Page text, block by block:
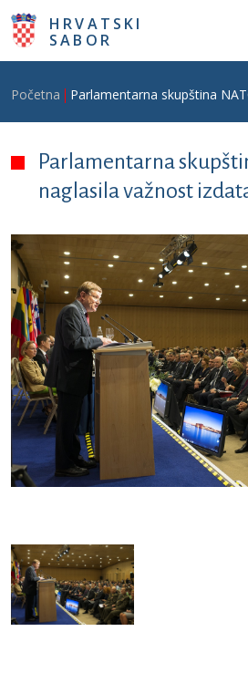
Skoči na glavni sadržaj
HRVATSKI
SABOR
Breadcrumb
Početna Parlamentarna skupština
Parlamentarna
naglasila važnost